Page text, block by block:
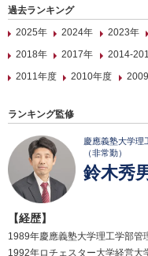
過去ランキング
2025年
2024年 2023年
2018年
2017年 2014-
2011年度
2010年度
ランキング監修
慶應義塾大学理
（非常勤）
鈴木秀
【経歴】
1989年慶應義塾大学理工学部管
1992年ロチェスター大学経営大